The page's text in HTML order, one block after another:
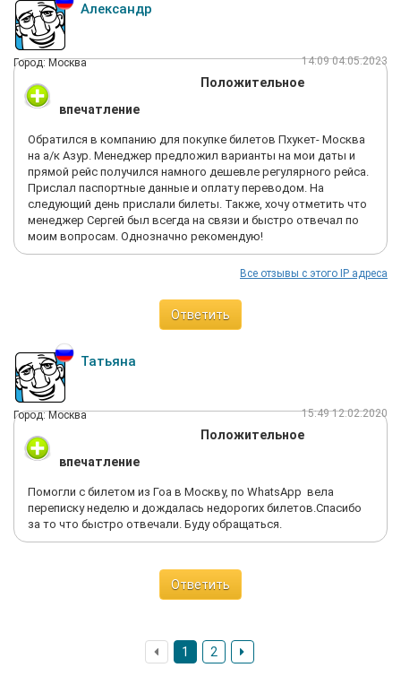
Александр
Город: Москва 14:09 04.05.2023
Положительное
впечатление
Обратился в компанию для покупке билетов Пхукет- Москва
на а/к Азур. Менеджер предложил варианты на мои даты и
прямой рейс получился намного дешевле регулярного рейса.
Прислал паспортные данные и оплату переводом. На
следующий день прислали билеты. Также, хочу отметить что
менеджер Сергей был всегда на связи и быстро отвечал по
моим вопросам. Однозначно рекомендую!
Все отзывы с этого IP адреса
Ответить
Татьяна
Город: Москва 15:49 12.02.2020
Положительное
впечатление
Помогли с билетом из Гоа в Москву, по WhatsApp вела
переписку неделю и дождалась недорогих билетов.Спасибо
за то что быстро отвечали. Буду обращаться.
Ответить
1 2